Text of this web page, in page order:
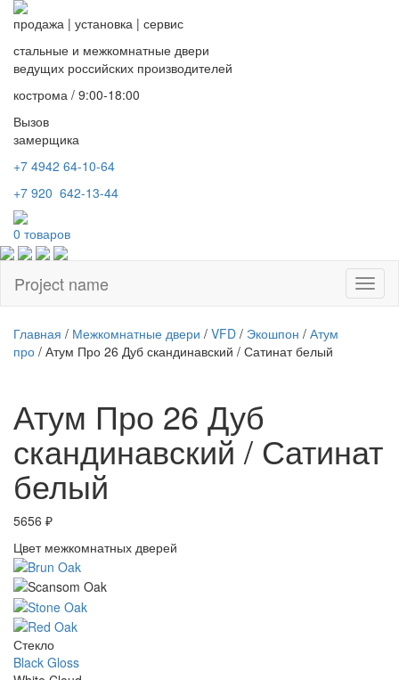
продажа | установка | сервис
стальные и межкомнатные двери
ведущих российских производителей
кострома / 9:00-18:00
Вызов
замерщика
+7 4942 64-10-64
+7 920 642-13-44
0 товаров
Project name
Главная / Межкомнатные двери / VFD / Экошпон / Атум
про / Атум Про 26 Дуб скандинавский / Сатинат белый
Атум Про 26 Дуб
скандинавский / Сатинат
белый
5656 ₽
Цвет межкомнатных дверей
Стекло
Black Gloss